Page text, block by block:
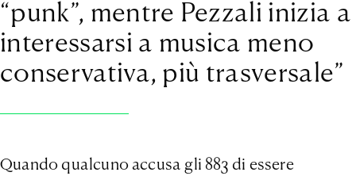
“punk”, mentre Pezzali inizia a
interessarsi a musica meno
conservativa, più trasversale”
Quando qualcuno accusa gli 883 di essere